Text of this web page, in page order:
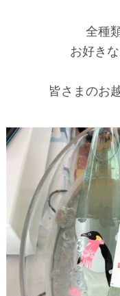
全種
お好き
皆さまのお